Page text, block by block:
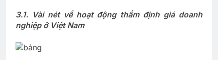
3.1. Vài nét về hoạt động thẩm định giá doanh
nghiệp ở Việt Nam